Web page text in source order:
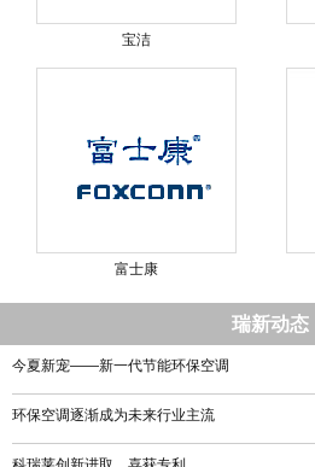
宝洁
富士康
瑞新动态
今夏新宠——新一代节能环保空调
环保空调逐渐成为未来行业主流